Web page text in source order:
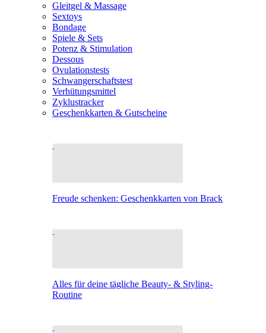
Gleitgel & Massage
Sextoys
Bondage
Spiele & Sets
Potenz & Stimulation
Dessous
Ovulationstests
Schwangerschaftstest
Verhütungsmittel
Zyklustracker
Geschenkkarten & Gutscheine
Freude schenken: Geschenkkarten von Brack
Alles für deine tägliche Beauty- & Styling-
Routine